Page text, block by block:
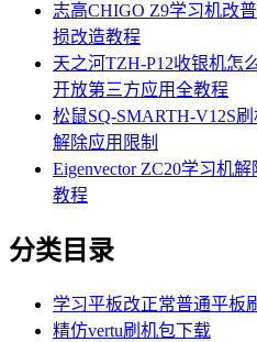
志高CHIGO Z9学习机改
损改造教程
天之河TZH-P12收银机怎
开放第三方应用全教程
松鼠SQ-SMARTH-V12S
解除应用限制
Eigenvector ZC20学习机
教程
分类目录
学习平板改正常普通平板
精仿vertu刷机包下载